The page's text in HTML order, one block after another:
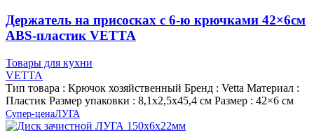
Держатель на присосках с 6-ю крючками 42×6см
ABS-пластик VETTA
Товары для кухни
VETTA
Тип товара : Крючок хозяйственный Бренд : Vetta Материал :
Пластик Размер упаковки : 8,1х2,5х45,4 см Размер : 42×6 см
Супер-ценаЛУГА